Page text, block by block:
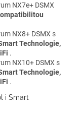
NX7e+ DSMX
NX8+ DSMX s
Technologie,
.
NX10+ DSMX s
Technologie,
.
i Smart